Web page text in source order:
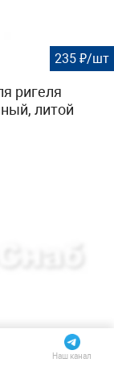
235 ₽/шт
ригеля
литой
138 ₽/шт
Наш канал